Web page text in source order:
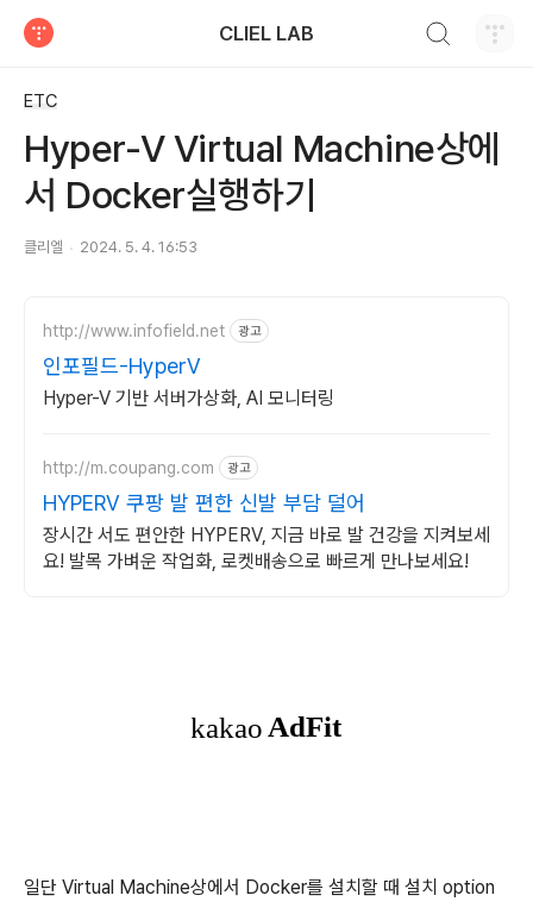
CLIEL LAB
ETC
Hyper-V Virtual Machine상에
서 Docker실행하기
클리엘 2024. 5. 4. 16:53
http://www.infofield.net 광고
인포필드-HyperV
Hyper-V 기반 서버가상화, AI 모니터링
http://m.coupang.com 광고
HYPERV 쿠팡 발 편한 신발 부담 덜어
장시간 서도 편안한 HYPERV, 지금 바로 발 건강을 지켜보세
요! 발목 가벼운 작업화, 로켓배송으로 빠르게 만나보세요!
일단 Virtual Machine상에서 Docker를 설치할 때 설치 option